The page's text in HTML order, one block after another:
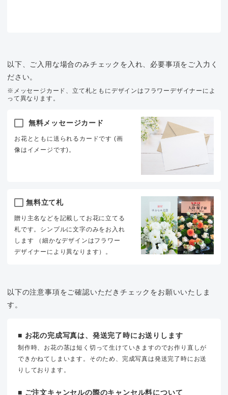
以下、ご入用な場合のみチェックを入れ、必要事項をご入力く
ださい。
※メッセージカード、立て札ともにデザインはフラワーデザイナーによ
って異なります。
無料メッセージカード
お花とともに送られるカードです (画
像はイメージです)。
無料立て札
贈り主名などを記載してお花に立てる
札です。シンプルに文字のみをお入れ
します （細かなデザインはフラワー
デザイナーにより異なります）。
以下の注意事項をご確認いただきチェックをお願いいたしま
す。
■ お花の完成写真は、発送完了時にお送りします
制作時、お花の茎は短く切って生けていきますのでお作り直しが
できかねてしまいます。そのため、完成写真は発送完了時にお送
りしております。
■ ご注文キャンセルの際のキャンセル料について